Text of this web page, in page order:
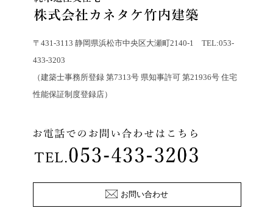
〒431-3113 静岡県浜松市中央区大瀬町2140-1 TEL:053-
433-3203
（建築士事務所登録 第7313号 県知事許可 第21936号 住宅
性能保証制度登録店）
お問い合わせ